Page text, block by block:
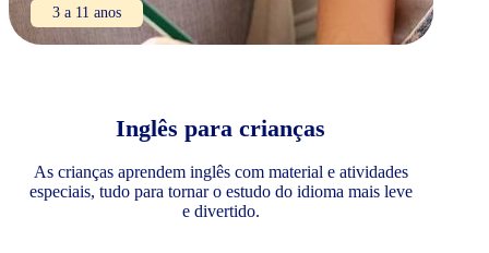
3 a 11 anos
Inglês para crianças
As crianças aprendem inglês com material e atividades
especiais, tudo para tornar o estudo do idioma mais leve
e divertido.